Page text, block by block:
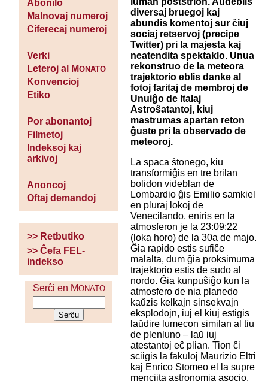
Abonilo
Malnovaj numeroj
Ciferecaj numeroj
Verki
Leteroj al MONATO
Konvencioj
Etiko
Por abonantoj
Filmetoj
Indeksoj kaj
arkivoj
Anoncoj
Oftaj demandoj
>> Retbutiko
>> Ĉefa FEL-
indekso
Serĉi en MONATO
diversaj bruegoj kaj
abundis komentoj sur ĉiuj
sociaj retservoj (precipe
Twitter) pri la majesta kaj
neatendita spektaklo. Unua
rekonstruo de la meteora
trajektorio eblis danke al
fotoj faritaj de membroj de
Unuiĝo de Italaj
Astroŝatantoj, kiuj
mastrumas apartan reton
ĝuste pri la observado de
meteoroj.
La spaca ŝtonego, kiu
transformiĝis en tre brilan
bolidon videblan de
Lombardio ĝis Emilio samkiel
en pluraj lokoj de
Venecilando, eniris en la
atmosferon je la 23:09:22
(loka horo) de la 30a de majo.
Ĝia rapido estis sufiĉe
malalta, dum ĝia proksimuma
trajektorio estis de sudo al
nordo. Ĝia kunpuŝiĝo kun la
atmosfero de nia planedo
kaŭzis kelkajn sinsekvajn
eksplodojn, iuj el kiuj estigis
laŭdire lumecon similan al tiu
de plenluno – laŭ iuj
atestantoj eĉ plian. Tion ĉi
sciigis la fakuloj Maurizio Eltri
kaj Enrico Stomeo el la supre
menciita astronomia asocio.